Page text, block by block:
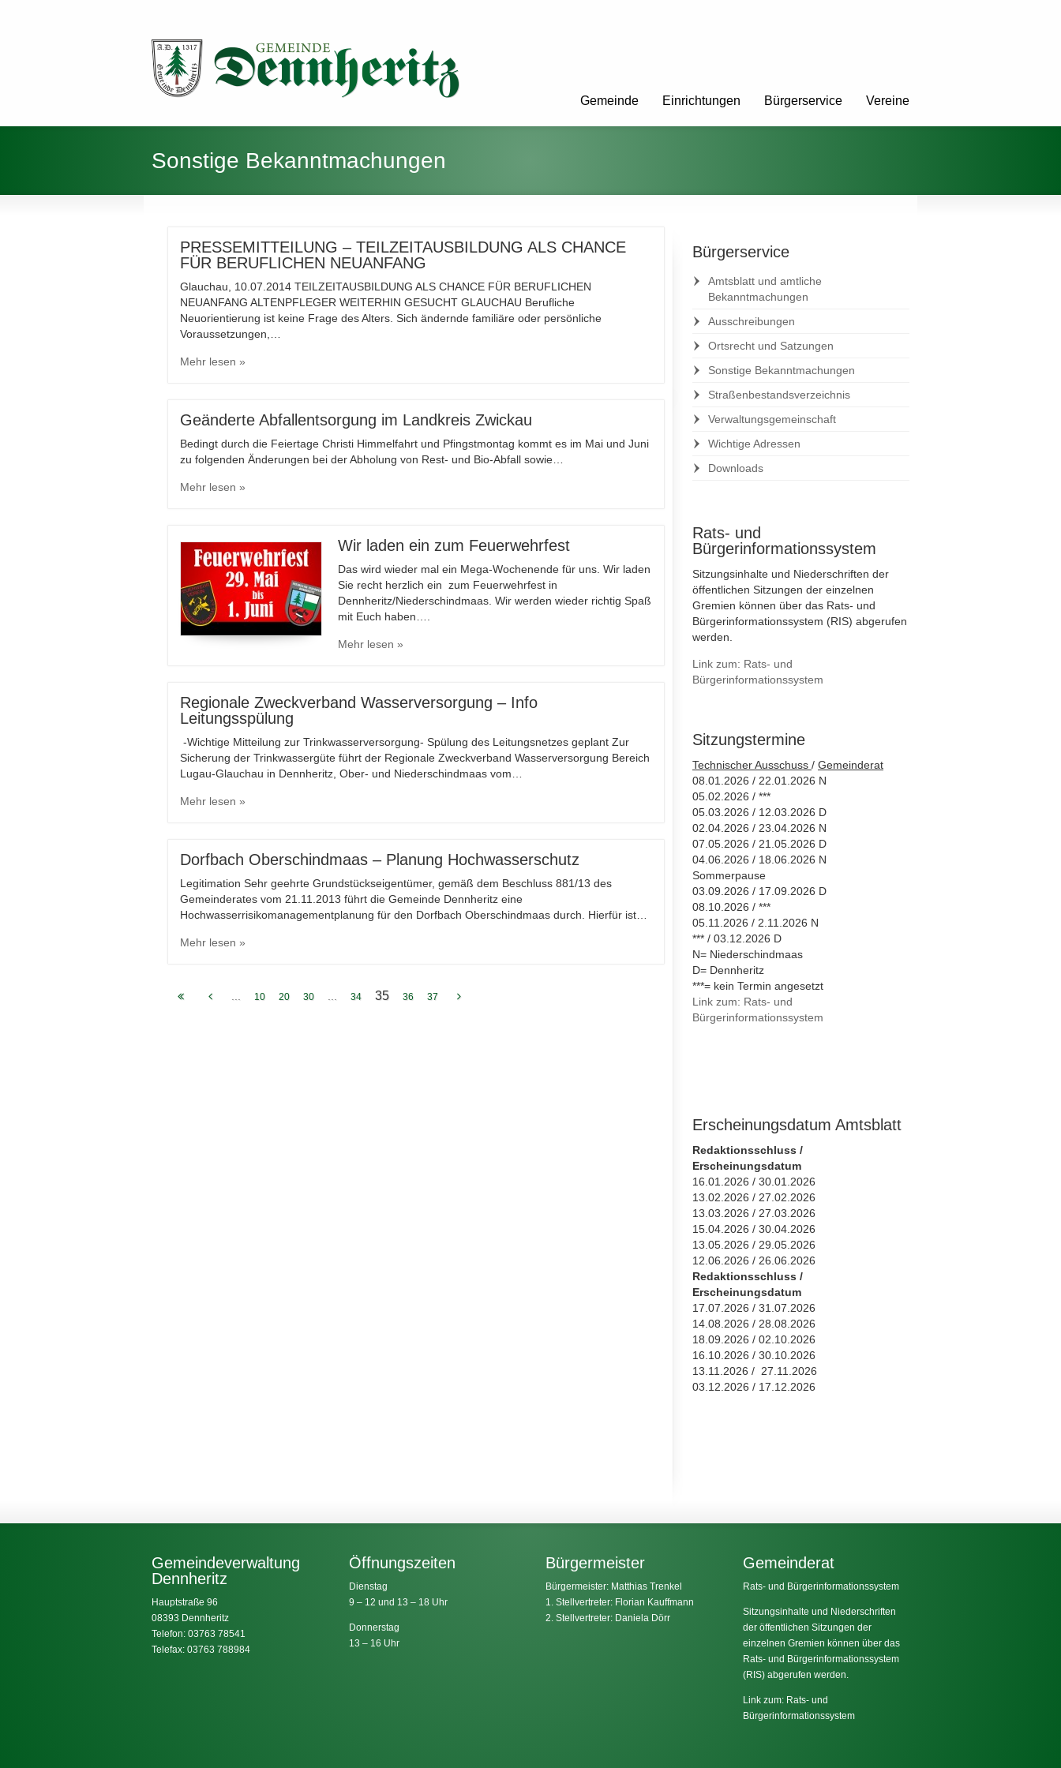
Gemeinde Einrichtungen Bürgerservice Vereine
Sonstige Bekanntmachungen
PRESSEMITTEILUNG – TEILZEITAUSBILDUNG ALS CHANCE
FÜR BERUFLICHEN NEUANFANG
Glauchau, 10.07.2014 TEILZEITAUSBILDUNG ALS CHANCE FÜR BERUFLICHEN
NEUANFANG ALTENPFLEGER WEITERHIN GESUCHT GLAUCHAU Berufliche
Neuorientierung ist keine Frage des Alters. Sich ändernde familiäre oder persönliche
Voraussetzungen,…
Mehr lesen »
Geänderte Abfallentsorgung im Landkreis Zwickau
Bedingt durch die Feiertage Christi Himmelfahrt und Pfingstmontag kommt es im Mai und Juni
zu folgenden Änderungen bei der Abholung von Rest- und Bio-Abfall sowie…
Mehr lesen »
Wir laden ein zum Feuerwehrfest
Das wird wieder mal ein Mega-Wochenende für uns. Wir laden
Sie recht herzlich ein zum Feuerwehrfest in
Dennheritz/Niederschindmaas. Wir werden wieder richtig Spaß
mit Euch haben….
Mehr lesen »
Regionale Zweckverband Wasserversorgung – Info
Leitungsspülung
-Wichtige Mitteilung zur Trinkwasserversorgung- Spülung des Leitungsnetzes geplant Zur
Sicherung der Trinkwassergüte führt der Regionale Zweckverband Wasserversorgung Bereich
Lugau-Glauchau in Dennheritz, Ober- und Niederschindmaas vom…
Mehr lesen »
Dorfbach Oberschindmaas – Planung Hochwasserschutz
Legitimation Sehr geehrte Grundstückseigentümer, gemäß dem Beschluss 881/13 des
Gemeinderates vom 21.11.2013 führt die Gemeinde Dennheritz eine
Hochwasserrisikomanagementplanung für den Dorfbach Oberschindmaas durch. Hierfür ist…
Mehr lesen »
10 20 30 34 35 36 37
Bürgerservice
Amtsblatt und amtliche
Bekanntmachungen
Ausschreibungen
Ortsrecht und Satzungen
Sonstige Bekanntmachungen
Straßenbestandsverzeichnis
Verwaltungsgemeinschaft
Wichtige Adressen
Downloads
Rats- und
Bürgerinformationssystem
Sitzungsinhalte und Niederschriften der
öffentlichen Sitzungen der einzelnen
Gremien können über das Rats- und
Bürgerinformationssystem (RIS) abgerufen
werden.
Link zum: Rats- und
Bürgerinformationssystem
Sitzungstermine
Technischer Ausschuss / Gemeinderat
08.01.2026 / 22.01.2026 N
05.02.2026 / ***
05.03.2026 / 12.03.2026 D
02.04.2026 / 23.04.2026 N
07.05.2026 / 21.05.2026 D
04.06.2026 / 18.06.2026 N
Sommerpause
03.09.2026 / 17.09.2026 D
08.10.2026 / ***
05.11.2026 / 2.11.2026 N
*** / 03.12.2026 D
N= Niederschindmaas
D= Dennheritz
***= kein Termin angesetzt
Link zum: Rats- und
Bürgerinformationssystem
Erscheinungsdatum Amtsblatt
Redaktionsschluss /
Erscheinungsdatum
16.01.2026 / 30.01.2026
13.02.2026 / 27.02.2026
13.03.2026 / 27.03.2026
15.04.2026 / 30.04.2026
13.05.2026 / 29.05.2026
12.06.2026 / 26.06.2026
Redaktionsschluss /
Erscheinungsdatum
17.07.2026 / 31.07.2026
14.08.2026 / 28.08.2026
18.09.2026 / 02.10.2026
16.10.2026 / 30.10.2026
13.11.2026 / 27.11.2026
03.12.2026 / 17.12.2026
Gemeindeverwaltung
Dennheritz
Hauptstraße 96
08393 Dennheritz
Telefon: 03763 78541
Telefax: 03763 788984
Öffnungszeiten
Dienstag
9 – 12 und 13 – 18 Uhr
Donnerstag
13 – 16 Uhr
Bürgermeister
Bürgermeister: Matthias Trenkel
1. Stellvertreter: Florian Kauffmann
2. Stellvertreter: Daniela Dörr
Gemeinderat
Rats- und Bürgerinformationssystem
Sitzungsinhalte und Niederschriften
der öffentlichen Sitzungen der
einzelnen Gremien können über das
Rats- und Bürgerinformationssystem
(RIS) abgerufen werden.
Link zum: Rats- und
Bürgerinformationssystem